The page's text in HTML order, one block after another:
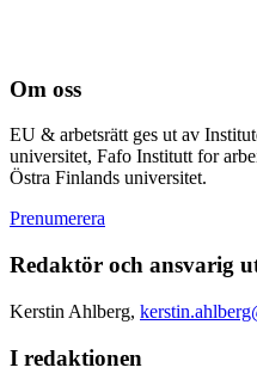
Om oss
EU & arbetsrätt ges ut av
universitet, Fafo Institutt for
Östra Finlands universitet.
Prenumerera
Redaktör och ansvarig
Kerstin Ahlberg,
I redaktionen